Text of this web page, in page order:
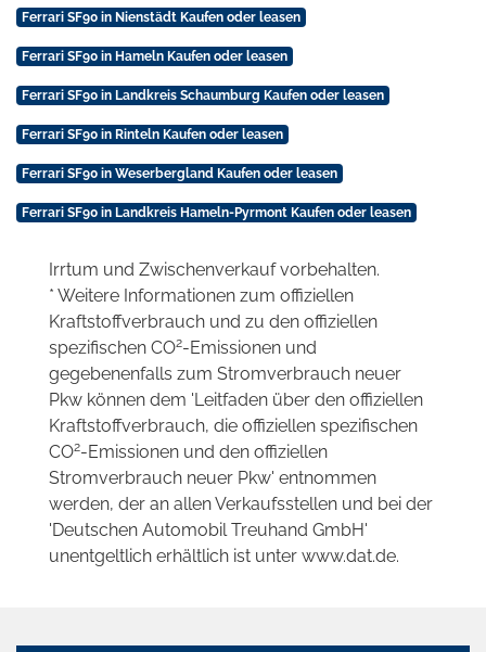
Ferrari SF90 in Nienstädt Kaufen oder leasen
Ferrari SF90 in Hameln Kaufen oder leasen
Ferrari SF90 in Landkreis Schaumburg Kaufen oder leasen
Ferrari SF90 in Rinteln Kaufen oder leasen
Ferrari SF90 in Weserbergland Kaufen oder leasen
Ferrari SF90 in Landkreis Hameln-Pyrmont Kaufen oder leasen
Irrtum und Zwischenverkauf vorbehalten.
* Weitere Informationen zum offiziellen
Kraftstoffverbrauch und zu den offiziellen
spezifischen CO2-Emissionen und
gegebenenfalls zum Stromverbrauch neuer
Pkw können dem 'Leitfaden über den offiziellen
Kraftstoffverbrauch, die offiziellen spezifischen
CO2-Emissionen und den offiziellen
Stromverbrauch neuer Pkw' entnommen
werden, der an allen Verkaufsstellen und bei der
'Deutschen Automobil Treuhand GmbH'
unentgeltlich erhältlich ist unter www.dat.de.